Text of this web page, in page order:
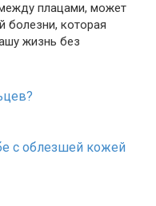
плацами, может
болезни, которая
жизнь без
с облезшей кожей